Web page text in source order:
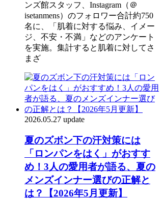
ンズ館スタッフ、Instagram（＠
isetanmens）のフォロワー合計約750
名に、「肌着に対する悩み、イメー
ジ、不安・不満」などのアンケート
を実施。集計すると肌着に対してさ
まざ
2026.05.27 update
夏のズボン下の汗対策には
「ロンパンをはく」がおすす
め！3人の愛用者が語る、夏の
メンズインナー選びの正解と
は？【2026年5月更新】